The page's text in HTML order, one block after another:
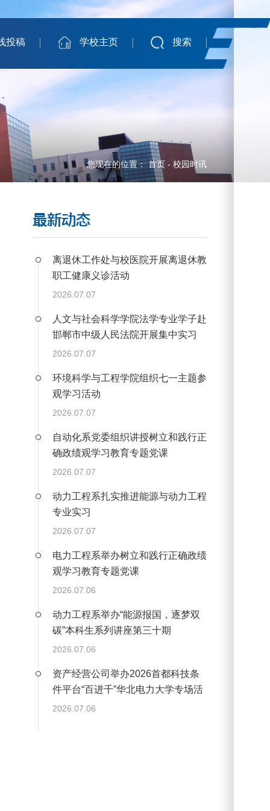
投稿 学校主页 搜索
您现在的位置： 首页 -校园时讯
最新动态
离退休工作处与校医院开展离退休教
职工健康义诊活动
2026.07.07
人文与社会科学学院法学专业学子赴
邯郸市中级人民法院开展集中实习
2026.07.07
环境科学与工程学院组织七一主题参
观学习活动
2026.07.07
自动化系党委组织讲授树立和践行正
确政绩观学习教育专题党课
2026.07.07
动力工程系扎实推进能源与动力工程
专业实习
2026.07.07
电力工程系举办树立和践行正确政绩
观学习教育专题党课
2026.07.06
动力工程系举办“能源报国，逐梦双
碳”本科生系列讲座第三十期
2026.07.06
资产经营公司举办2026首都科技条
件平台“百进千”华北电力大学专场活
动
2026.07.06